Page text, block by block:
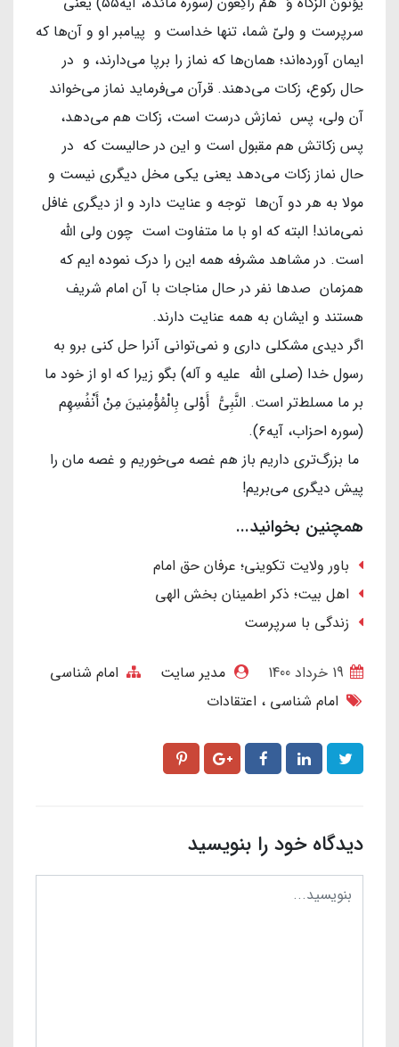
سرپرست و ولیّ شما، تنها خداست و پیامبر او و آن‌ها که
ایمان آورده‌اند؛ همان‌ها که نماز را برپا می‌دارند، و در
حال رکوع، زکات می‌دهند. قرآن می‌فرماید نماز می‌خواند
آن ولی، پس نمازش درست است، زکات هم می‌دهد،
پس زکاتش هم مقبول است و این در حالیست که در
حال نماز زکات می‌دهد یعنی یکی مخل دیگری نیست و
مولا به هر دو آن‌ها توجه و عنایت دارد و از دیگری غافل
نمی‌ماند! البته که او با ما متفاوت است چون ولی الله
است. در مشاهد مشرفه همه این را درک نموده ایم که
همزمان صدها نفر در حال مناجات با آن امام شریف
هستند و ایشان به همه عنایت دارند.
اگر دیدی مشکلی داری و نمی‌توانی آنرا حل کنی برو به
رسول خدا (صلی الله علیه و آله) بگو زیرا که او از خود ما
بر ما مسلط‌تر است. النَّبِیُّ أَوْلی بِالْمُؤْمِنینَ مِنْ أَنْفُسِهِم
(سوره احزاب، آیه۶).
ما بزرگ‌تری داریم باز هم غصه می‌خوریم و غصه مان را
پیش دیگری می‌بریم!
همچنین بخوانید...
باور ولایت تکوینی؛ عرفان حق امام
اهل بیت؛ ذکر اطمینان بخش الهی
زندگی با سرپرست
مدیر سایت
امام شناسی
امام شناسی
اعتقادات
دیدگاه خود را بنویسید